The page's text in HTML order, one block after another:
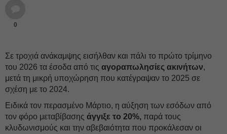
0
Σε τροχιά ανάκαμψης εισήλθαν και πάλι το πρώτο τρίμηνο
του 2026 τα έσοδα από τις αγοραπωλησίες ακινήτων,
μετά τη μικρή υποχώρηση που κατέγραψαν το 2025 σε
σχέση με το 2024.
Ειδικά τον περασμένο Μάρτιο, η αύξηση των εσόδων από
τον φόρο μεταβίβασης άγγιξε το 20%, παρά τους
κλυδωνισμούς και την αβεβαιότητα που προκάλεσαν οι